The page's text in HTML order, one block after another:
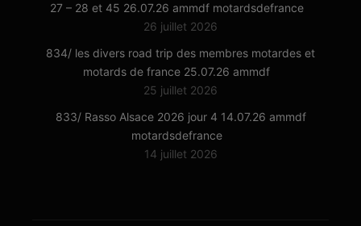
27 – 28 et 45 26.07.26 ammdf motardsdefrance
26 juillet 2026
834/ les divers road trip des membres motardes et
motards de france 25.07.26 ammdf
25 juillet 2026
833/ Rasso Alsace 2026 jour 4 14.07.26 ammdf
motardsdefrance
14 juillet 2026